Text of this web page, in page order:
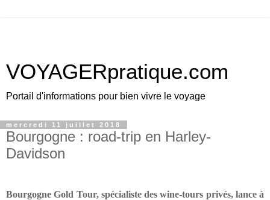
VOYAGERpratique.com
Portail d'informations pour bien vivre le voyage
mercredi 11 juillet 2018
Bourgogne : road-trip en Harley-
Davidson
Bourgogne Gold Tour, spécialiste des wine-tours privés, lance à